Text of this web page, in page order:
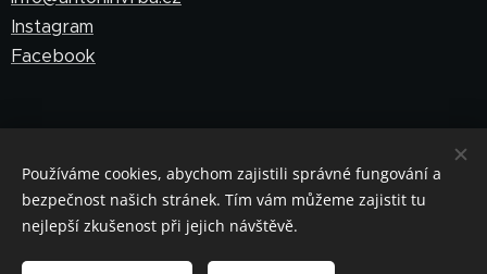
Instagram
Facebook
Pravidla ochrany soukromí
Výroční zpráva
Používáme cookies, abychom zajistili správné fungování a
bezpečnost našich stránek. Tím vám můžeme zajistit tu
nejlepší zkušenost při jejich návštěvě.